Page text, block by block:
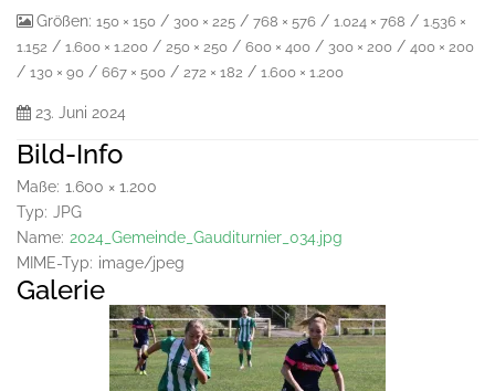
Größen: 150 × 150 / 300 × 225 / 768 × 576 / 1.024 × 768 / 1.536 ×
1.152 / 1.600 × 1.200 / 250 × 250 / 600 × 400 / 300 × 200 / 400 × 200
/ 130 × 90 / 667 × 500 / 272 × 182 / 1.600 × 1.200
23. Juni 2024
Bild-Info
Maße: 1.600 × 1.200
Typ: JPG
Name: 2024_Gemeinde_Gauditurnier_034.jpg
MIME-Typ: image/jpeg
Galerie